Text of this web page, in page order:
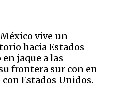
vive un
hacia Estados
jaque a las
frontera sur con en
Estados Unidos.